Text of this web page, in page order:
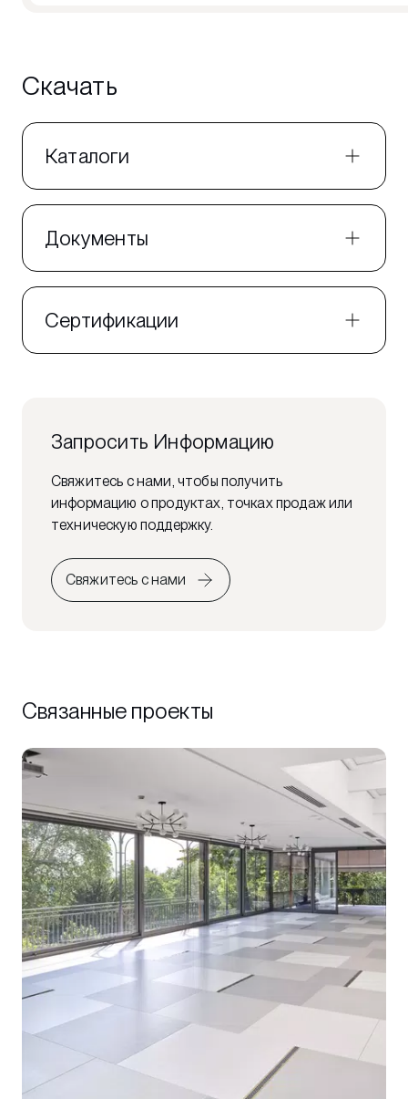
Скачать
Каталоги
Документы
Сертификации
Запросить Информацию
Свяжитесь с нами, чтобы получить
информацию о продуктах, точках продаж или
техническую поддержку.
Свяжитесь с нами
Связанные проекты